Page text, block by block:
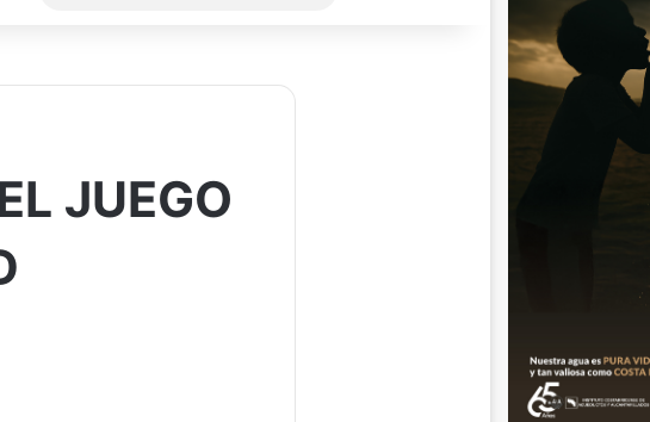
JUEGO